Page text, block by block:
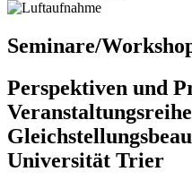
Seminare/
Perspektiven und
Universität Trier